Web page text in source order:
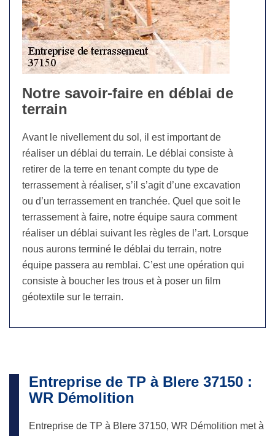
Notre savoir-faire en déblai de
terrain
Avant le nivellement du sol, il est important de
réaliser un déblai du terrain. Le déblai consiste à
retirer de la terre en tenant compte du type de
terrassement à réaliser, s’il s’agit d’une excavation
ou d’un terrassement en tranchée. Quel que soit le
terrassement à faire, notre équipe saura comment
réaliser un déblai suivant les règles de l’art. Lorsque
nous aurons terminé le déblai du terrain, notre
équipe passera au remblai. C’est une opération qui
consiste à boucher les trous et à poser un film
géotextile sur le terrain.
Entreprise de TP à Blere 37150 :
WR Démolition
Entreprise de TP à Blere 37150, WR Démolition met à